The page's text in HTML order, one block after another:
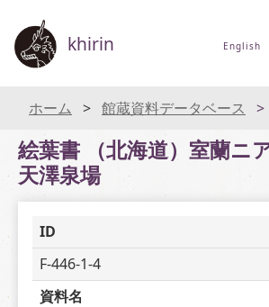
khirin English
ホーム 館蔵資料データベース
絵葉書 （北海道）室蘭ニ
天澤泉場
ID
F-446-1-4
資料名